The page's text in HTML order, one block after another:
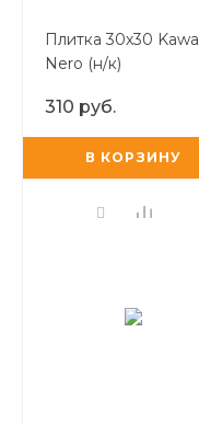
Плитка 30х30 Kawa
Nero (н/к)
310 руб.
В КОРЗИНУ